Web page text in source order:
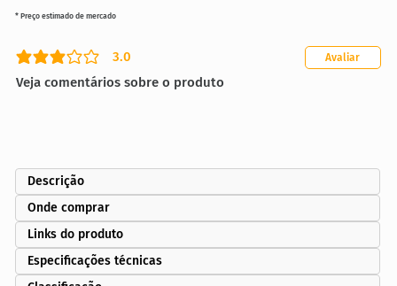
3.0
classificação média é 3 de 5
Veja comentários sobre o produto
Avaliar
* Preço estimado de mercado
Descrição
Onde comprar
Links do produto
Especificações técnicas